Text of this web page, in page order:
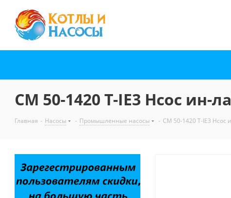
CM 50-1420 T-IE3 Нсос
Главная - Насосы - Промышленные насосы - CM 50-1420 T-IE3